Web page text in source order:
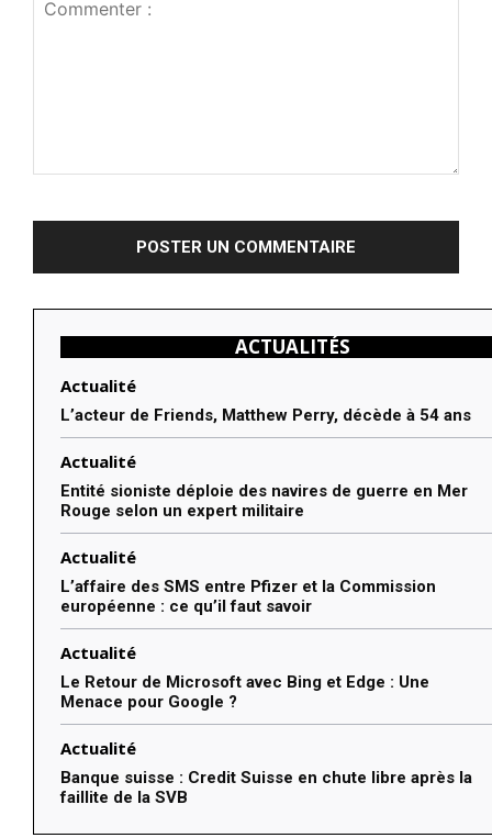
ACTUALITÉS
Actualité
L’acteur de Friends, Matthew Perry, décède à 54 ans
Actualité
Entité sioniste déploie des navires de guerre en Mer
Rouge selon un expert militaire
Actualité
L’affaire des SMS entre Pfizer et la Commission
européenne : ce qu’il faut savoir
Actualité
Le Retour de Microsoft avec Bing et Edge : Une
Menace pour Google ?
Actualité
Banque suisse : Credit Suisse en chute libre après la
faillite de la SVB